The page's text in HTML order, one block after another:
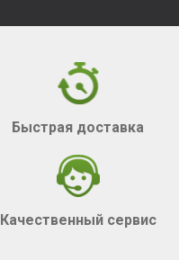
Быстрая доставка
Качественный сервис